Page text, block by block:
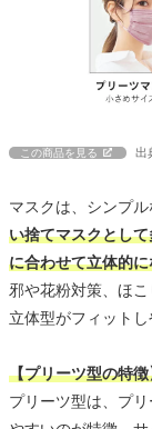
この商品を見る 出
マスクは、シンプ
い捨てマスクとし
に合わせて立体的
邪や花粉対策、ほ
立体型がフィットし
【プリーツ型の特徴
プリーツ型は、プ